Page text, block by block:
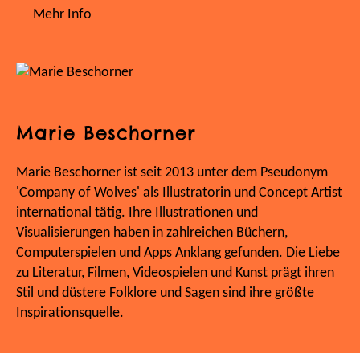
Mehr Info
Marie Beschorner
Marie Beschorner ist seit 2013 unter dem Pseudonym
'Company of Wolves' als Illustratorin und Concept Artist
international tätig. Ihre Illustrationen und
Visualisierungen haben in zahlreichen Büchern,
Computerspielen und Apps Anklang gefunden. Die Liebe
zu Literatur, Filmen, Videospielen und Kunst prägt ihren
Stil und düstere Folklore und Sagen sind ihre größte
Inspirationsquelle.